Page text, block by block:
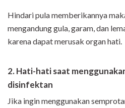
Hindari pula memberikannya
mengandung gula, garam, dan
karena dapat merusak organ hati.
2. Hati-hati saat
disinfektan
Jika ingin menggunakan